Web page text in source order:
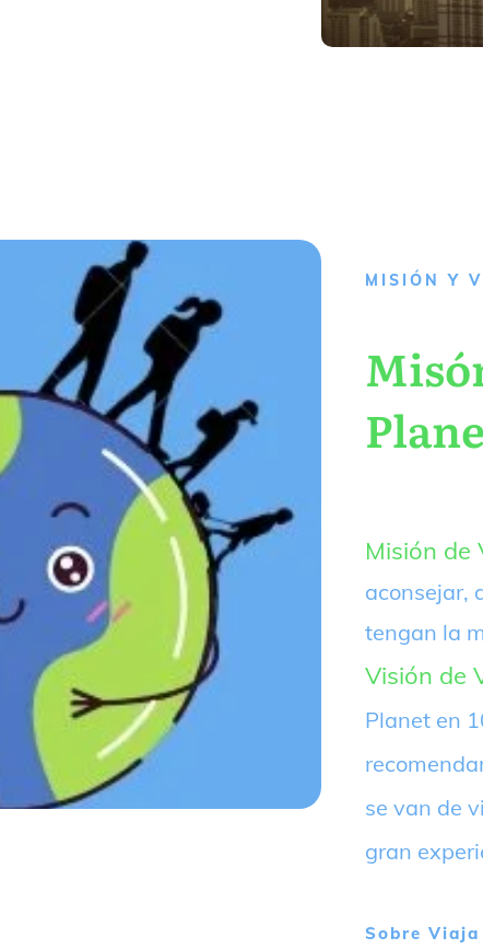
MISIÓN Y
Misión de
aconsejar,
tengan la
Visión de
Planet en
se van de
gran
Sobre Viaja